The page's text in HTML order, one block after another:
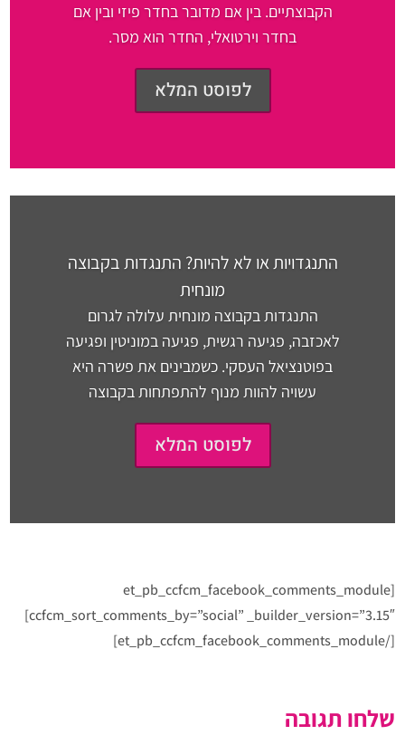
הקבוצתיים. בין אם מדובר בחדר פיזי ובין אם
בחדר וירטואלי, החדר הוא מסר.
לפוסט המלא
התנגדויות או לא להיות? התנגדות בקבוצה
מונחית
התנגדות בקבוצה מונחית עלולה לגרום
לאכזבה, פגיעה רגשית, פגיעה במוניטין ופגיעה
בפוטנציאל העסקי. כשמבינים את פשרה היא
עשויה להוות מנוף להתפתחות בקבוצה
לפוסט המלא
[et_pb_ccfcm_facebook_comments_module
ccfcm_sort_comments_by=”social” _builder_version=”3.15″]
[/et_pb_ccfcm_facebook_comments_module]
שלחו תגובה